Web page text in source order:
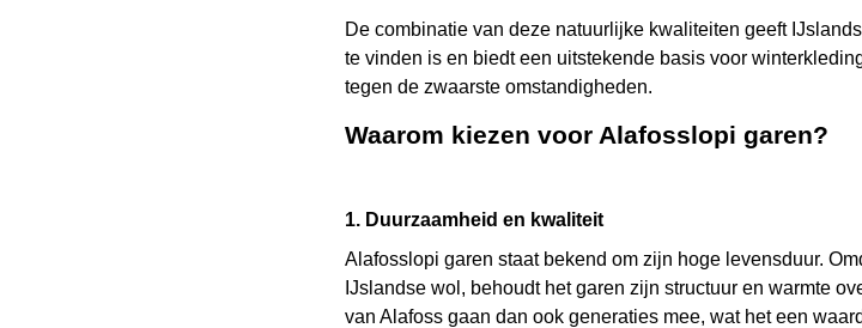
De combinatie van deze natuurlijke kwaliteiten geeft
te vinden is en biedt een uitstekende basis voor
tegen de zwaarste omstandigheden.
Waarom kiezen voor Alafosslopi garen?
1. Duurzaamheid en kwaliteit
Alafosslopi garen staat bekend om zijn hoge levensduur.
IJslandse wol, behoudt het garen zijn structuur en warmte
van Alafoss gaan dan ook generaties mee, wat het een